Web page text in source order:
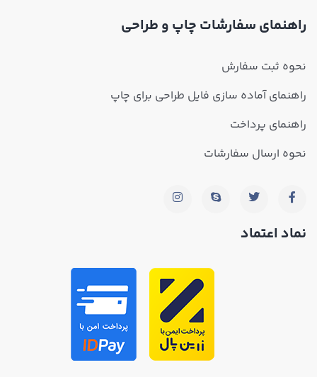
راهنمای سفارشات چاپ و طراحی
نحوه ثبت سفارش
راهنمای آماده سازی فایل طراحی برای چاپ
راهنمای پرداخت
نحوه ارسال سفارشات
نماد اعتماد